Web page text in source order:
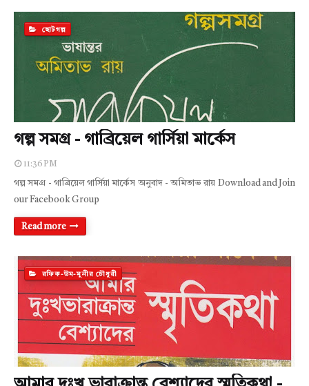
ছোটগল্প
গল্প সমগ্র - গাব্রিয়েল গার্সিয়া মার্কেস
11:36 PM
গল্প সমগ্র - গাব্রিয়েল গার্সিয়া মার্কেস অনুবাদ - অমিতাভ রায় Download and Join
our Facebook Group
Read more
রফিক-উম-মুনীর চৌধুরী